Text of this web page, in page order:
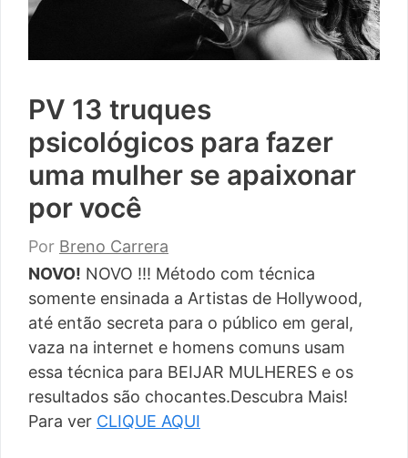
PV 13 truques
psicológicos para fazer
uma mulher se apaixonar
por você
Por Breno Carrera
NOVO! NOVO !!! Método com técnica
somente ensinada a Artistas de Hollywood,
até então secreta para o público em geral,
vaza na internet e homens comuns usam
essa técnica para BEIJAR MULHERES e os
resultados são chocantes.Descubra Mais!
Para ver CLIQUE AQUI